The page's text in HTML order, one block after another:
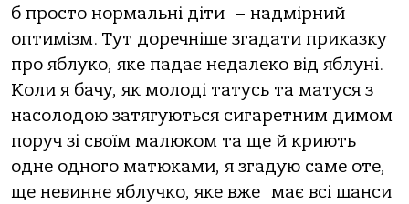
б просто нормальні діти – надмірний
оптимізм. Тут доречніше згадати приказку
про яблуко, яке падає недалеко від яблуні.
Коли я бачу, як молоді татусь та матуся з
насолодою затягуються сигаретним димом
поруч зі своїм малюком та ще й криють
одне одного матюками, я згадую саме оте,
ще невинне яблучко, яке вже має всі шанси